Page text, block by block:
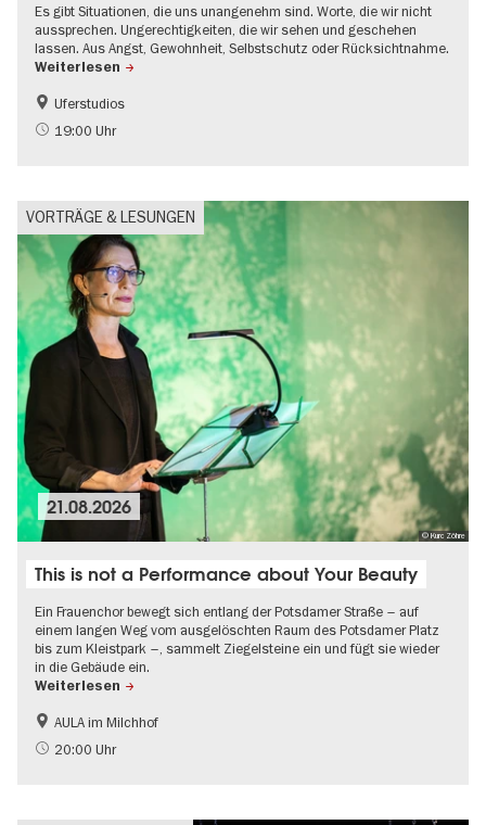
Es gibt Situationen, die uns unangenehm sind. Worte, die wir nicht
aussprechen. Ungerechtigkeiten, die wir sehen und geschehen
lassen. Aus Angst, Gewohnheit, Selbstschutz oder Rücksichtnahme.
Weiterlesen
Uferstudios
19:00 Uhr
VORTRÄGE & LESUNGEN
© Kurc Zöhre
21.08.2026
This is not a Performance about Your Beauty
Ein Frauenchor bewegt sich entlang der Potsdamer Straße – auf
einem langen Weg vom ausgelöschten Raum des Potsdamer Platz
bis zum Kleistpark –, sammelt Ziegelsteine ein und fügt sie wieder
in die Gebäude ein.
Weiterlesen
AULA im Milchhof
20:00 Uhr